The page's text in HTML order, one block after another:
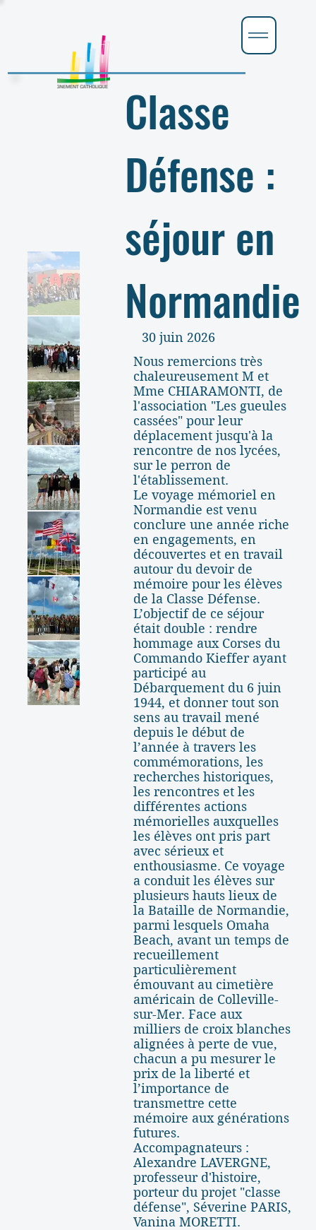
Classe
Défense :
séjour en
Normandie
30 juin 2026
Nous remercions très
chaleureusement M et
Mme CHIARAMONTI, de
l'association "Les gueules
cassées" pour leur
déplacement jusqu'à la
rencontre de nos lycées,
sur le perron de
l'établissement.
Le voyage mémoriel en
Normandie est venu
conclure une année riche
en engagements, en
découvertes et en travail
autour du devoir de
mémoire pour les élèves
de la Classe Défense.
L’objectif de ce séjour
était double : rendre
hommage aux Corses du
Commando Kieffer ayant
participé au
Débarquement du 6 juin
1944, et donner tout son
sens au travail mené
depuis le début de
l’année à travers les
commémorations, les
recherches historiques,
les rencontres et les
différentes actions
mémorielles auxquelles
les élèves ont pris part
avec sérieux et
enthousiasme. Ce voyage
a conduit les élèves sur
plusieurs hauts lieux de
la Bataille de Normandie,
parmi lesquels Omaha
Beach, avant un temps de
recueillement
particulièrement
émouvant au cimetière
américain de Colleville-
sur-Mer. Face aux
milliers de croix blanches
alignées à perte de vue,
chacun a pu mesurer le
prix de la liberté et
l’importance de
transmettre cette
mémoire aux générations
futures.
Accompagnateurs :
Alexandre LAVERGNE,
professeur d'histoire,
porteur du projet "classe
défense", Séverine PARIS,
Vanina MORETTI.